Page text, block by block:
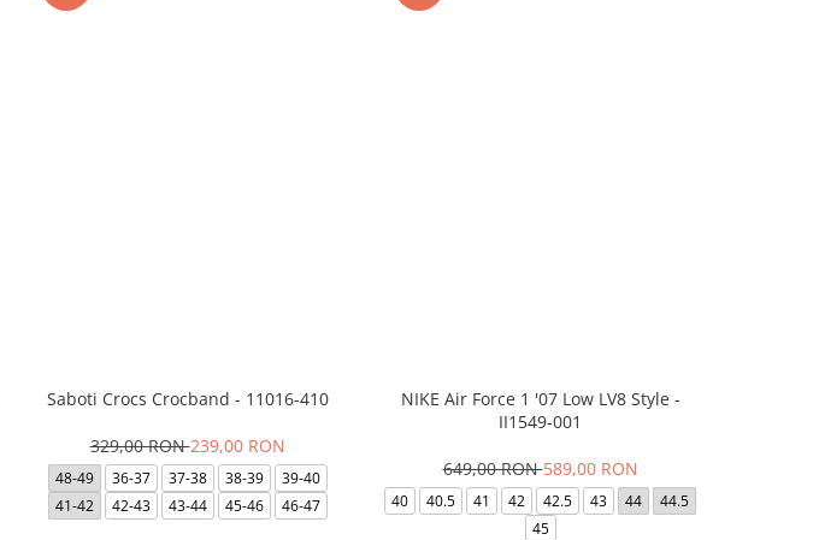
Saboti Crocs Crocband - 11016-410
329,00 RON239,00 RON
48-49 36-37 37-38 38-39
39-40
41-42
42-43 43-44 45-46 46-47
NIKE Air Force 1 '07 Low LV8 Style -
II1549-001
649,00 RON589,00 RON
40 40.5 41 42 42.5 43 44
44.5
45